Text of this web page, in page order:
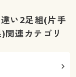
い2足組(片手
連カテゴリ